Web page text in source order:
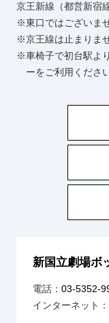
京王新線（都営新宿
東口ではございま
京王線は止まりま
車椅子で初台駅よ
ーをご利用ください
新国立劇場ボ
電話： 03-5352-
インターネット：